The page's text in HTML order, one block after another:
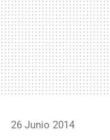
26 Junio 2014